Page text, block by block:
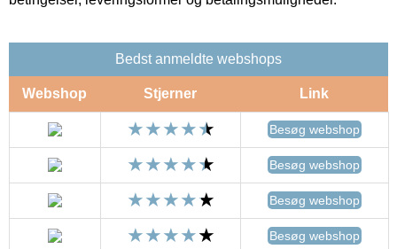
Bedst anmeldte webshops
Webshop Stjerner Link
Besøg webshop
Besøg webshop
Besøg webshop
Besøg webshop